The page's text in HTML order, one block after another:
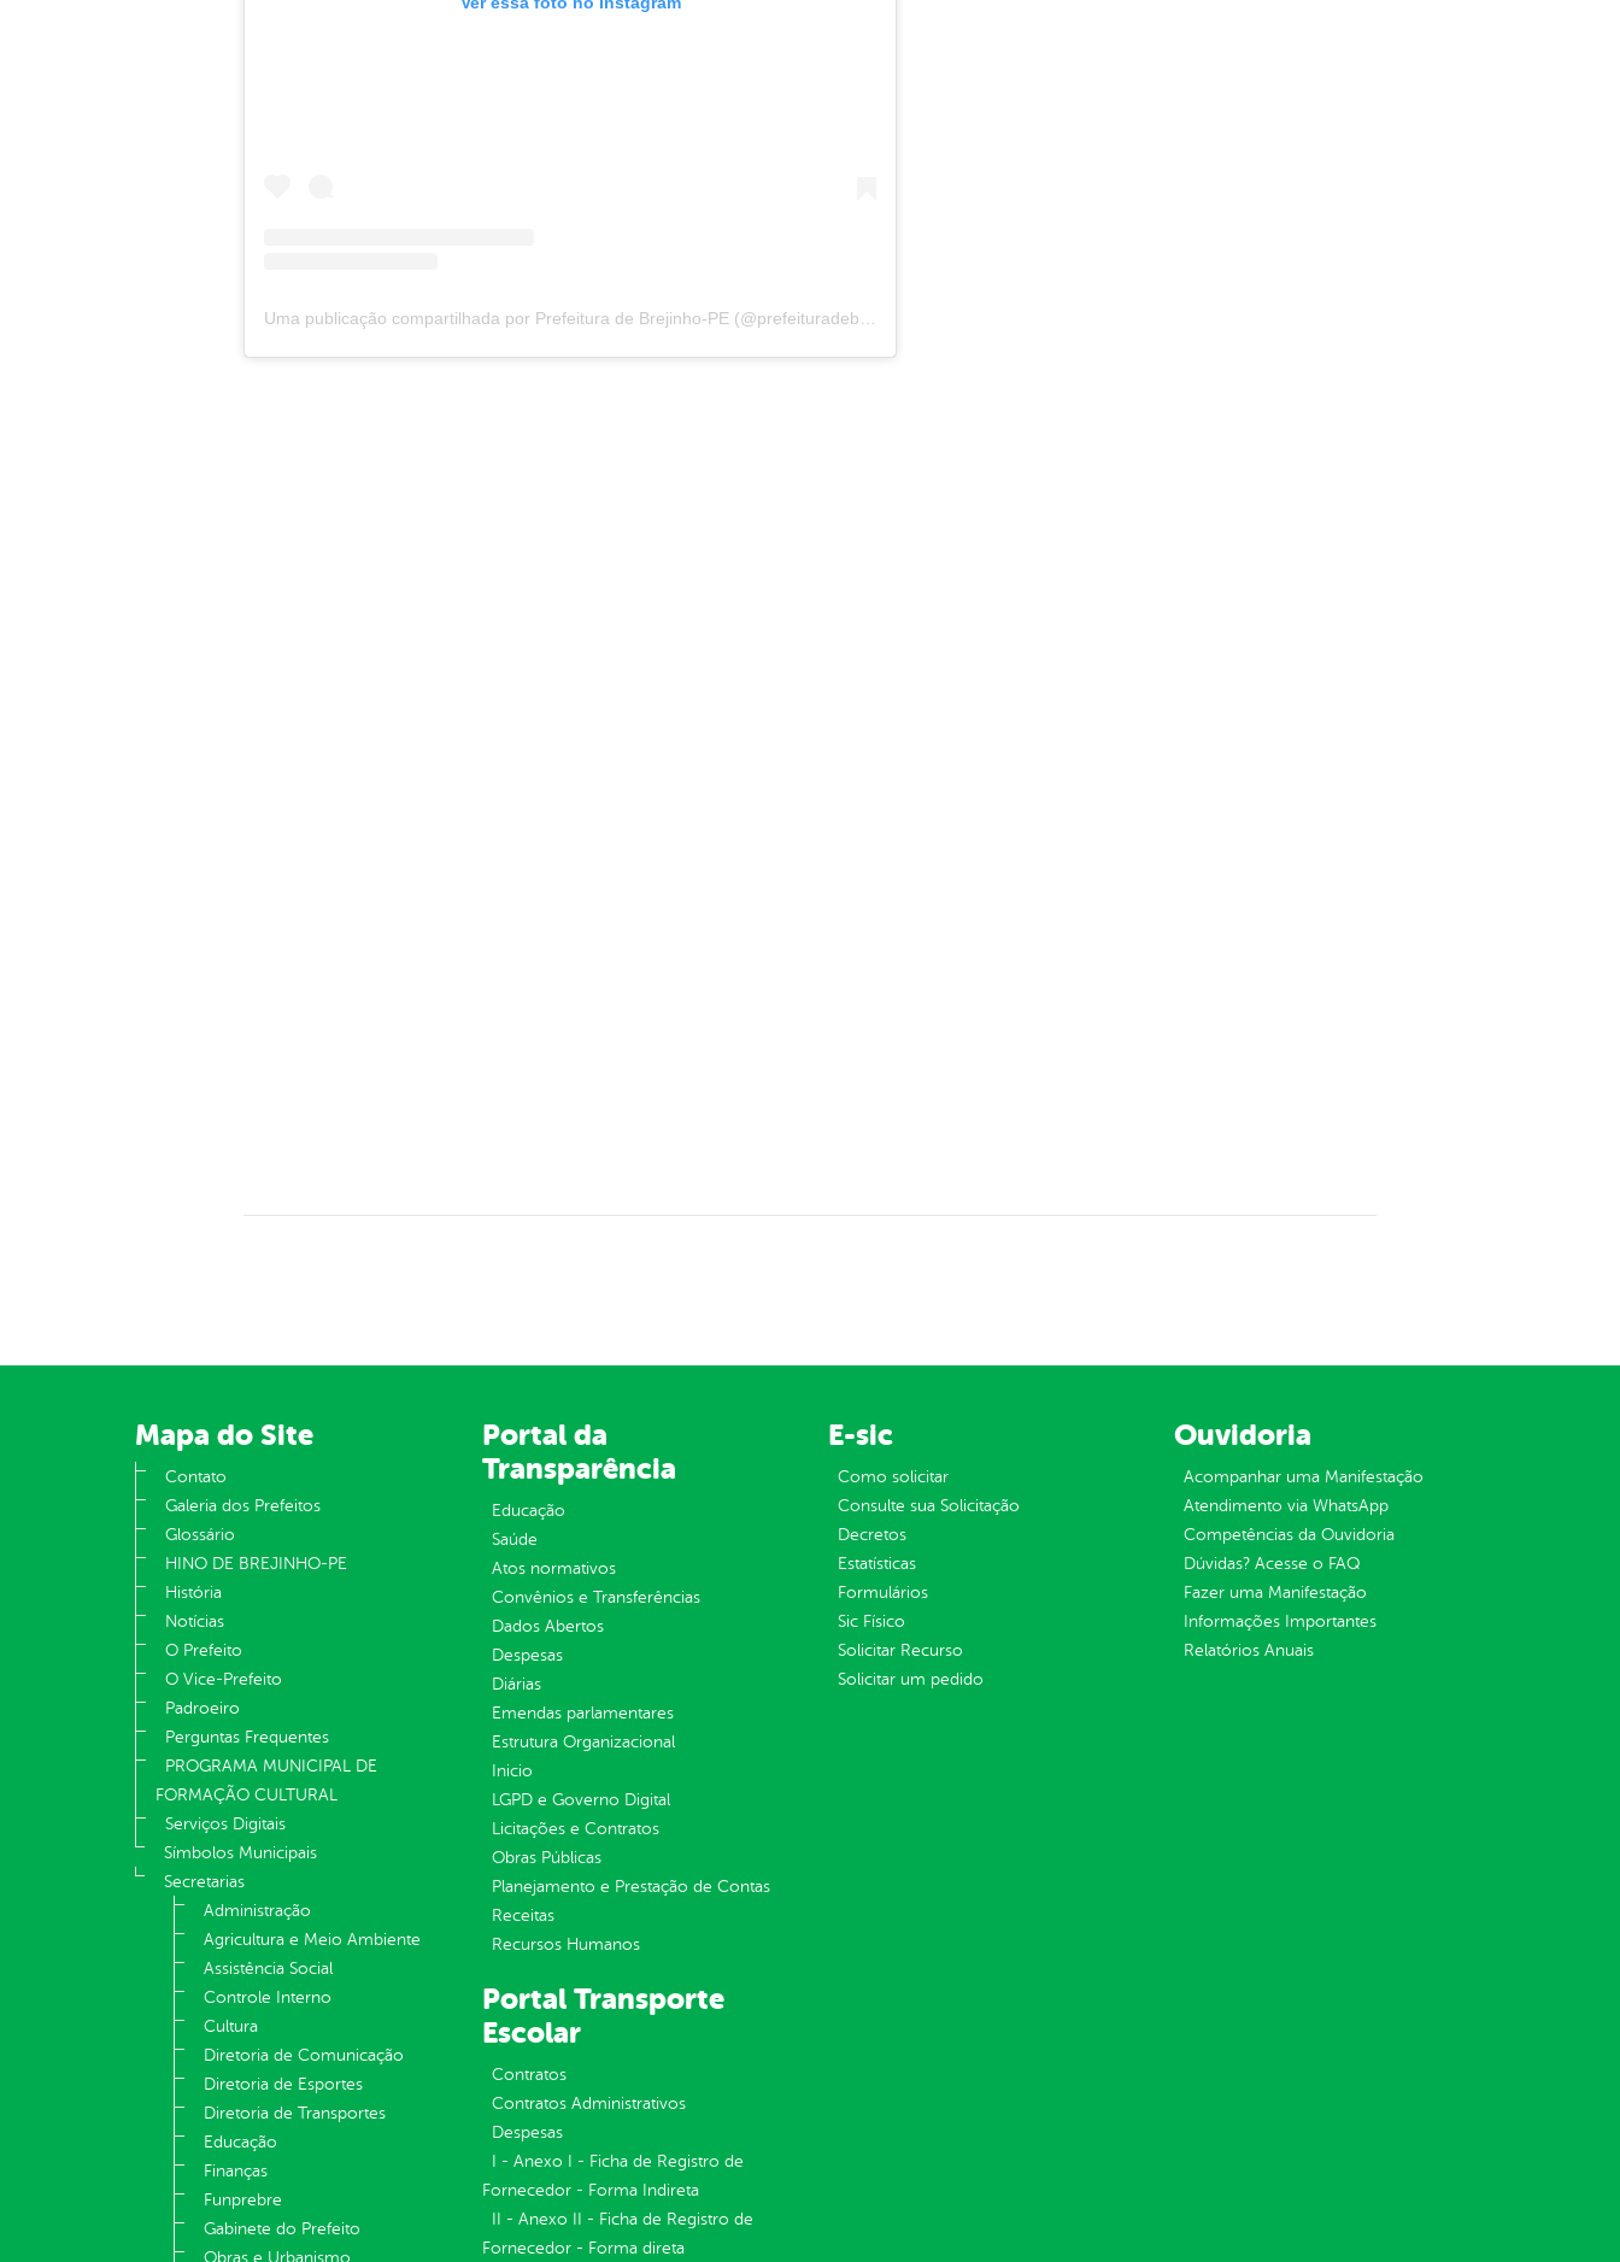
Mapa do Site
Contato
Galeria dos Prefeitos
Glossário
HINO DE BREJINHO-PE
História
Notícias
O Prefeito
O Vice-Prefeito
Padroeiro
Perguntas Frequentes
PROGRAMA MUNICIPAL DE
FORMAÇÃO CULTURAL
Serviços Digitais
Símbolos Municipais
Secretarias
Administração
Agricultura e Meio Ambiente
Assistência Social
Controle Interno
Cultura
Diretoria de Comunicação
Diretoria de Esportes
Diretoria de Transportes
Educação
Finanças
Funprebre
Gabinete do Prefeito
Obras e Urbanismo
Portal da
Transparência
Educação
Saúde
Atos normativos
Convênios e Transferências
Dados Abertos
Despesas
Diárias
Emendas parlamentares
Estrutura Organizacional
Inicio
LGPD e Governo Digital
Licitações e Contratos
Obras Públicas
Planejamento e Prestação de Contas
Receitas
Recursos Humanos
E-sic
Como solicitar
Consulte sua Solicitação
Decretos
Estatísticas
Formulários
Sic Físico
Solicitar Recurso
Solicitar um pedido
Ouvidoria
Acompanhar uma Manifestação
Atendimento via WhatsApp
Competências da Ouvidoria
Dúvidas? Acesse o FAQ
Fazer uma Manifestação
Informações Importantes
Relatórios Anuais
Portal Transporte
Escolar
Contratos
Contratos Administrativos
Despesas
I - Anexo I - Ficha de Registro de
Fornecedor - Forma Indireta
II - Anexo II - Ficha de Registro de
Fornecedor - Forma direta